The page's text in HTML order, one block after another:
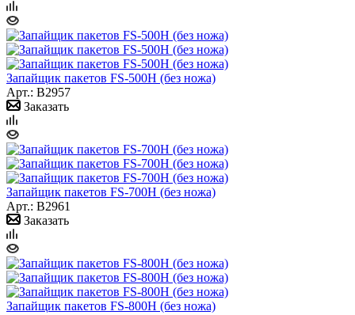
Запайщик пакетов FS-500H (без ножа)
Арт.: B2957
Заказать
Запайщик пакетов FS-700H (без ножа)
Арт.: B2961
Заказать
Запайщик пакетов FS-800H (без ножа)